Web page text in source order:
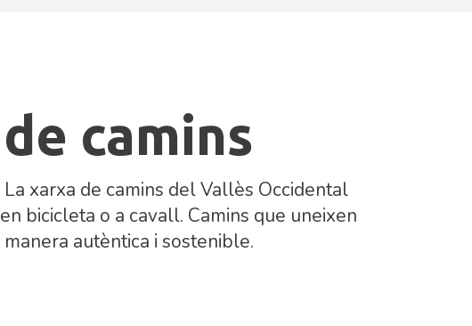
camins
xarxa de camins del Vallès Occidental
bicicleta o a cavall. Camins que uneixen
autèntica i sostenible.